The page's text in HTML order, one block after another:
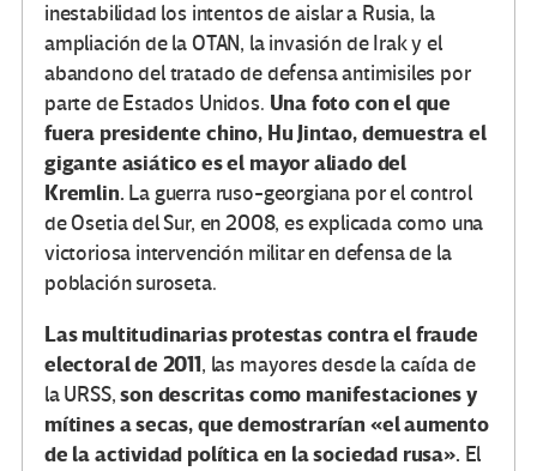
inestabilidad los intentos de aislar a Rusia, la
ampliación de la OTAN, la invasión de Irak y el
abandono del tratado de defensa antimisiles por
parte de Estados Unidos. Una foto con el que
fuera presidente chino, Hu Jintao, demuestra el
gigante asiático es el mayor aliado del
Kremlin. La guerra ruso-georgiana por el control
de Osetia del Sur, en 2008, es explicada como una
victoriosa intervención militar en defensa de la
población suroseta.
Las multitudinarias protestas contra el fraude
electoral de 2011, las mayores desde la caída de
la URSS,son descritas como manifestaciones y
mítines a secas, que demostrarían «el aumento
de la actividad política en la sociedad rusa». El